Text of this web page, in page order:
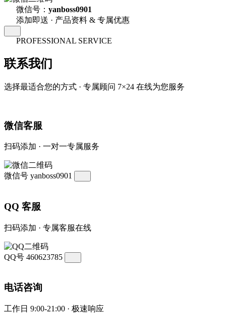
微信号： yanboss0901
添加即送 · 产品资料 & 专属优惠
PROFESSIONAL SERVICE
联系我们
选择最适合您的方式 · 专属顾问 7×24 在线为您服务
微信客服
扫码添加 · 一对一专属服务
微信号 yanboss0901
QQ 客服
扫码添加 · 专属客服在线
QQ号 460623785
电话咨询
工作日 9:00-21:00 · 极速响应